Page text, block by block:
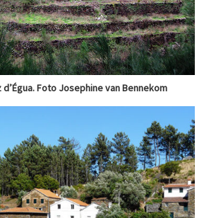
Foto Josephine van Bennekom